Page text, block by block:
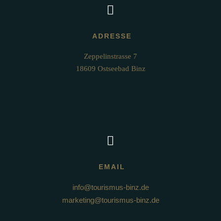
ADRESSE
Zeppelinstrasse 7
18609 Ostseebad Binz
EMAIL
info@tourismus-binz.de
marketing@tourismus-binz.de